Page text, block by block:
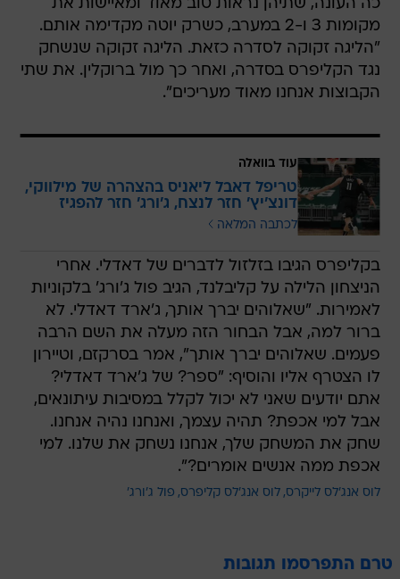
כה העונה, שתיהן נראות טוב מאוד ומאיישות את
מקומות 3 ו-2 במערב, כשרק יוטה מקדימה אותם.
"הליגה זקוקה לסדרה כזאת. הליגה זקוקה שנשחק
נגד הקליפרס בסדרה, ואחר כך מול ברוקלין. את שתי
הקבוצות אנחנו מאוד מעריכים".
עוד בוואלה
טריפל דאבל ליאניס בהצהרה של מילווקי,
דונצ'יץ' חזר לנצח, ג'ורג' חזר להפגיז
לכתבה המלאה
בקליפרס הגיבו בזלזול לדברים של דאדלי. אחרי
הניצחון הלילה על קליבלנד, הגיב פול ג'ורג' בלקוניות
לאמירות. "שאלוהים יברך אותך, ג'ארד דאדלי. לא
ברור למה, אבל הבחור הזה מעלה את השם הרבה
פעמים. שאלוהים יברך אותך", אמר בסרקזם, וטיירון
לו הצטרף אליו והוסיף: "ספר? של ג'ארד דאדלי?
אתם יודעים שאני לא יכול לקלל במסיבות עיתונאים,
אבל למי אכפת? תהיה עצמך, ואנחנו נהיה אנחנו.
שחק את המשחק שלך, אנחנו נשחק את שלנו. למי
אכפת ממה אנשים אומרים?".
לוס אנג'לס לייקרס לוס אנג'לס קליפרס פול ג'ורג'
טרם התפרסמו תגובות